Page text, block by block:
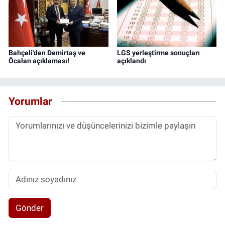
Bahçeli'den Demirtaş ve
Öcalan açıklaması!
LGS yerleştirme sonuçları
açıklandı
Yorumlar
Gönder